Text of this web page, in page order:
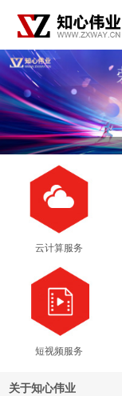
云计算服务
短视频服务
关于知心伟业